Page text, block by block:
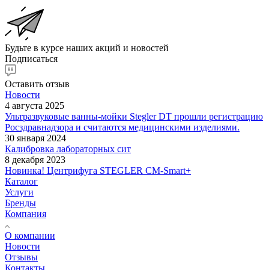
Будьте в курсе наших акций и новостей
Подписаться
Оставить отзыв
Новости
4 августа 2025
Ультразвуковые ванны-мойки Stegler DT прошли регистрацию
Росздравнадзора и считаются медицинскими изделиями.
30 января 2024
Калибровка лабораторных сит
8 декабря 2023
Новинка! Центрифуга STEGLER CM-Smart+
Каталог
Услуги
Бренды
Компания
О компании
Новости
Отзывы
Контакты